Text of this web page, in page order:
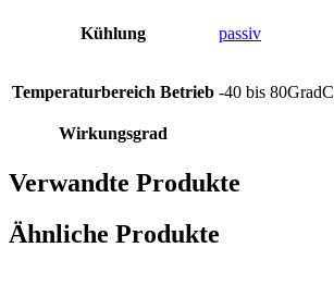
Kühlung passiv
Temperaturbereich Betrieb -40 bis 80GradC
Wirkungsgrad
Verwandte Produkte
Ähnliche Produkte